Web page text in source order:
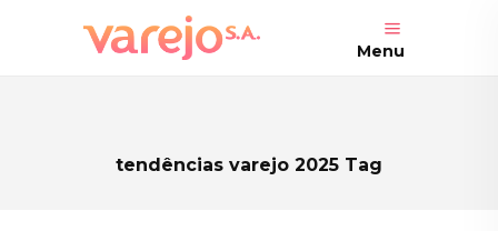
Menu
tendências varejo 2025 Tag